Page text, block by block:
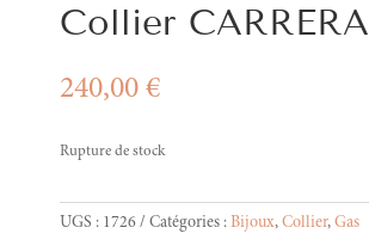
Collier CARRERA
240,00 €
Rupture de stock
UGS : 1726 Catégories : Bijoux, Collier, Gas